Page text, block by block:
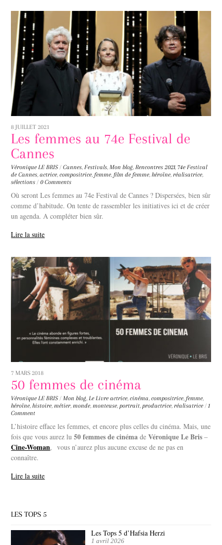
8 JUILLET 2021
Les femmes au 74e Festival de
Cannes
Véronique LE BRIS / Cannes, Festivals, Mon blog, Rencontres 2021,74e Festival
de Cannes,actrice,compositrice, femme, film de femme,héroïne, réalisatrice,
sélections / 0 Comments
Où seront Les femmes au 74e Festival de Cannes ? Dispersées, bien sûr
comme d’habitude. On tente de rassembler les initiatives ici et de créer
un agenda. A compléter bien sûr.
Lire la suite
7 MARS 2018
50 femmes de cinéma
Véronique LE BRIS / Mon blog, Le Livre actrice,cinéma,compositrice, femme,
héroïne,histoire, métier, monde, monteuse, portrait, productrice, réalisatrice / 1
Comment
L’histoire efface les femmes, et encore plus celles du cinéma. Mais, une
fois que vous aurez lu50 femmes de cinémadeVéronique Le Bris –
Cine-Woman, vous n’aurez plus aucune excuse de ne pas en
connaître.
Lire la suite
LES TOPS 5
Les Tops 5 d’Hafsia Herzi
1 avril 2026